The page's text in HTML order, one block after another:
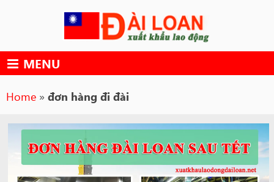
MENU
Home » đơn hàng đi đài